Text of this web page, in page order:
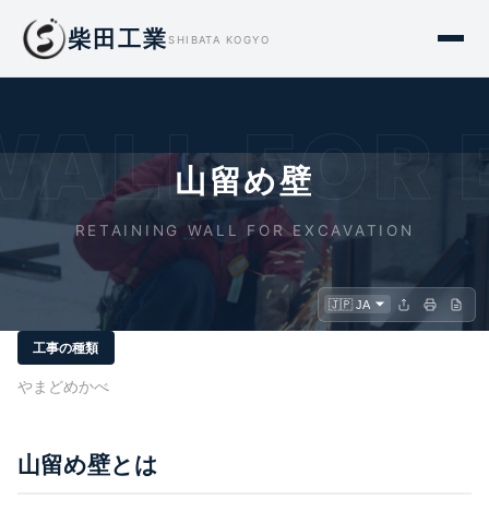
柴田工業SHIBATA KOGYO
FOR
山留め壁
RETAINING WALL FOR EXCAVATION
工事の種類
やまどめかべ
山留め壁とは